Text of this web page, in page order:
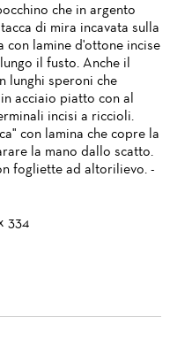
che in argento
di mira incavata sulla
con lamine d'ottone incise
il fusto. Anche il
lunghi speroni che
acciaio piatto con al
incisi a riccioli.
con lamina che copre la
la mano dallo scatto.
fogliette ad altorilievo. -
334